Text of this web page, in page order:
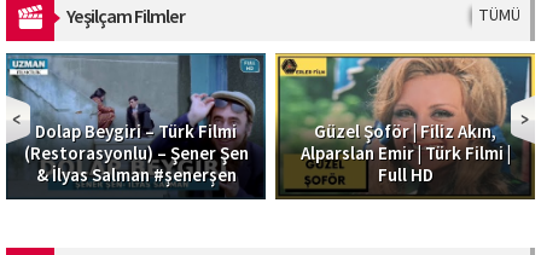
Yeşilçam Filmler TÜMÜ
Dolap Beygiri – Türk Filmi
(Restorasyonlu) – Şener Şen
& İlyas Salman #şenerşen
Güzel Şoför | Filiz Akın,
Alparslan Emir | Türk Filmi |
Full HD